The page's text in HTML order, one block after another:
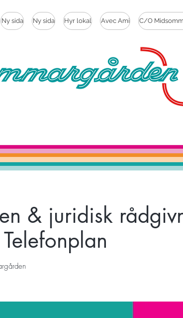
Ny sida Ny sida Hyr lokal Avec Ami C/O
& juridisk